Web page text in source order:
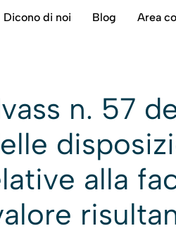
Dicono di noi Blog Area
n. 57
alla